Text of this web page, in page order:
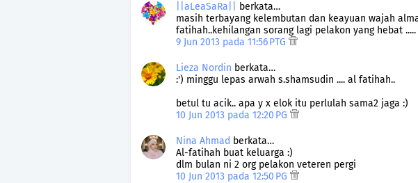
||aLeaSaRa||
berkata…
masih terbayang kelembutan dan keayuan wajah
fatihah..kehilangan sorang lagi pelakon yang hebat .....
9 Jun 2013 pada 11:56 PTG
Lieza Nordin berkata…
:') minggu lepas arwah s.shamsudin .... al fatihah..
betul tu acik.. apa y x elok itu perlulah sama2 jaga :)
10 Jun 2013 pada 12:20 PG
Nina Ahmad berkata…
Al-fatihah buat keluarga :)
dlm bulan ni 2 org pelakon veteren pergi
10 Jun 2013 pada 12:50 PG